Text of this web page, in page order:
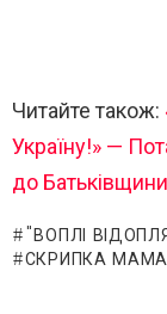
Читайте також:
Україну!» —
до
"ВОПЛІ
СКРИПКА МАМА